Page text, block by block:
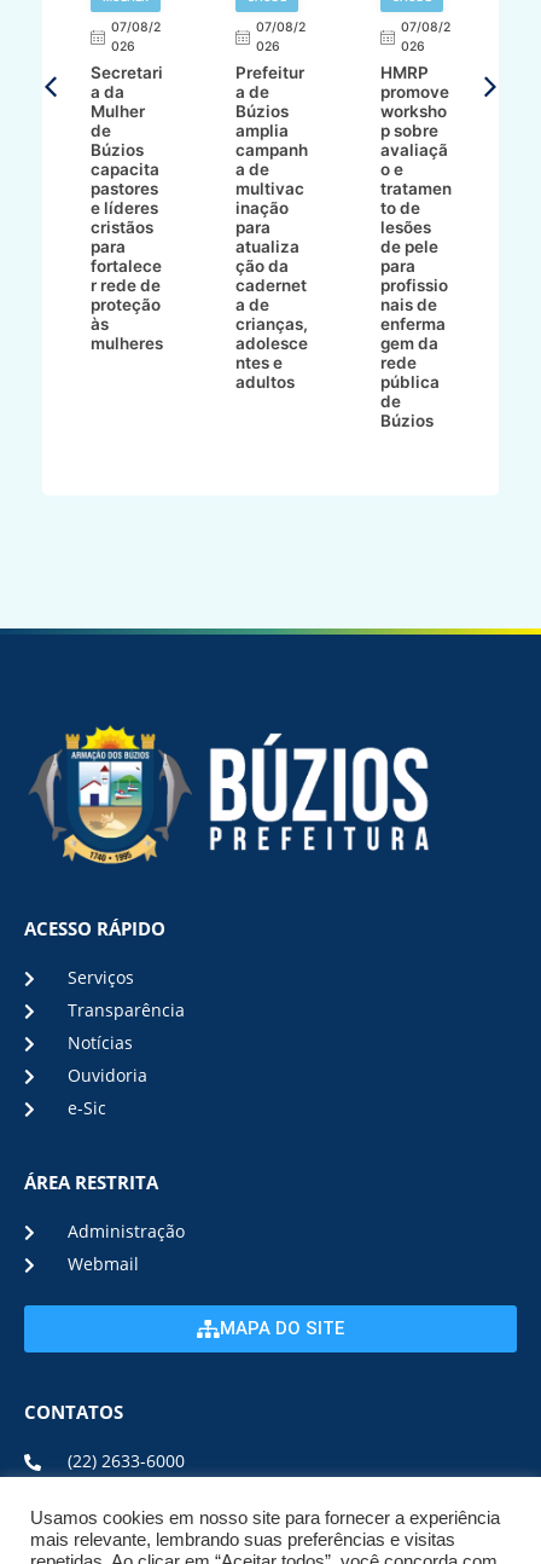
07/08/2
026
Secretari
a da
Mulher
de
Búzios
capacita
pastores
e líderes
cristãos
para
fortalece
r rede de
proteção
às
mulheres
07/08/2
026
Prefeitur
a de
Búzios
amplia
campanh
a de
multivac
inação
para
atualiza
ção da
cadernet
a de
crianças,
adolesce
ntes e
adultos
07/08/2
026
HMRP
promove
worksho
p sobre
avaliaçã
o e
tratamen
to de
lesões
de pele
para
profissio
nais de
enferma
gem da
rede
pública
de
Búzios
ACESSO RÁPIDO
Serviços
Transparência
Notícias
Ouvidoria
e-Sic
ÁREA RESTRITA
Administração
Webmail
MAPA DO SITE
CONTATOS
(22) 2633-6000
ENDEREÇO E HORÁRIO
Usamos cookies em nosso site para fornecer a experiência
mais relevante, lembrando suas preferências e visitas